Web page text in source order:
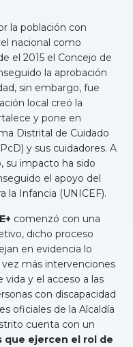
la población con
nacional como
el 2015 el Concejo de
la aprobación
sin embargo, fue
local creó la
y pone en
Distrital de Cuidado
y sus cuidadores. A
su impacto ha sido
el apoyo del
la Infancia (UNICEF).
comenzó con una
dicho proceso
en evidencia lo
más intervenciones
vida y el acceso a las
con discapacidad
oficiales de la Alcaldía
cuenta con un
que ejercen el rol de